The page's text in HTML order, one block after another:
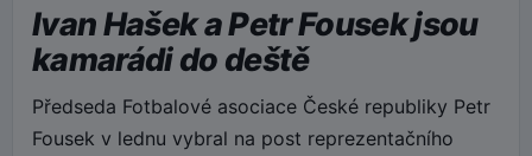
Ivan Hašek a Petr Fousek jsou
kamarádi do deště
Předseda Fotbalové asociace České republiky Petr
Fousek v lednu vybral na post reprezentačního